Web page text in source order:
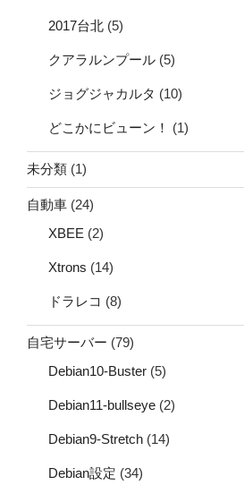
2017台北 (5)
クアラルンプール (5)
ジョグジャカルタ (10)
どこかにビューン！ (1)
未分類 (1)
自動車 (24)
XBEE (2)
Xtrons (14)
ドラレコ (8)
自宅サーバー (79)
Debian10-Buster (5)
Debian11-bullseye (2)
Debian9-Stretch (14)
Debian設定 (34)